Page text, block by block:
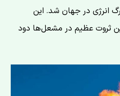
انرژی در جهان شد. این
ثروت عظیم در مشعل‌ها دود